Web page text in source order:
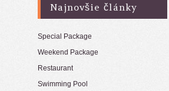
Najnovšie články
Special Package
Weekend Package
Restaurant
Swimming Pool